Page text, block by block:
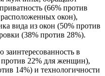
(66% против
окон),
вида из окон (50% против
(38% против 28%).
в
22% для женщин),
14%) и технологичности